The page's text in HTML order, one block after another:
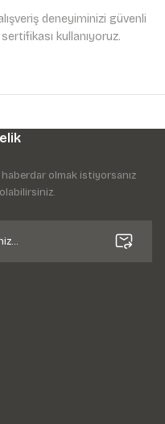
deneyiminizi güvenli
kullanıyoruz.
olmak istiyorsanız